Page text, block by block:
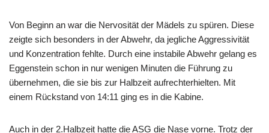
Von Beginn an war die Nervosität der Mädels zu spüren. Diese
zeigte sich besonders in der Abwehr, da jegliche Aggressivität
und Konzentration fehlte. Durch eine instabile Abwehr gelang es
Eggenstein schon in nur wenigen Minuten die Führung zu
übernehmen, die sie bis zur Halbzeit aufrechterhielten. Mit
einem Rückstand von 14:11 ging es in die Kabine.
Auch in der 2.Halbzeit hatte die ASG die Nase vorne. Trotz der